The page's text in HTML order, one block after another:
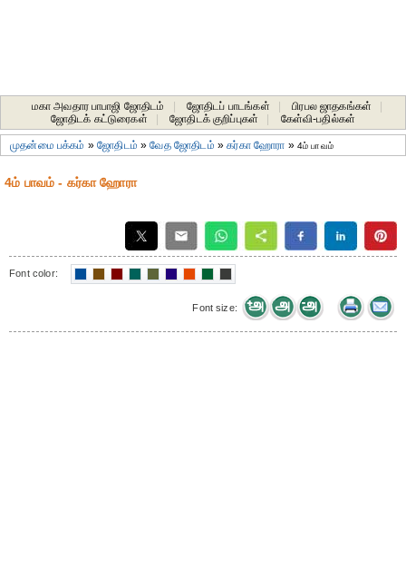
மகா அவதார பாபாஜி ஜோதிடம் ஜோதிடப் பாடங்கள் பிரபல ஜாதகங்கள்
ஜோதிடக் கட்டுரைகள்
ஜோதிடக் குறிப்புகள் கேள்வி-பதில்கள்
முதன்மை பக்கம் »ஜோதிடம் »வேத ஜோதிடம் »கர்கா ஹோரா » 4ம் பாவம்
4ம் பாவம் - கர்கா ஹோரா
Font color:
Font size: